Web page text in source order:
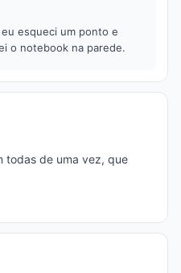
esqueci um ponto e
o notebook na parede.
todas de uma vez, que